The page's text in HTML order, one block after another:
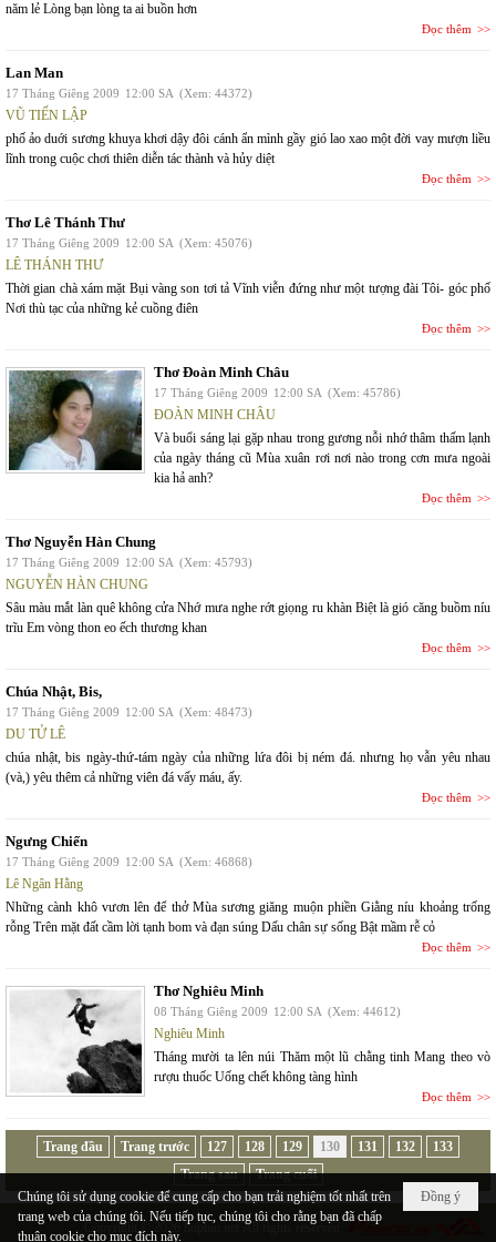
năm lẻ Lòng bạn lòng ta ai buồn hơn
Đọc thêm
Lan Man
17 Tháng Giêng 2009 12:00 SA (Xem: 44372)
VŨ TIẾN LẬP
phố ảo duới sương khuya khơi dậy đôi cánh ẩn mình gầy gió lao xao một đời vay mượn liều
lĩnh trong cuộc chơi thiên diễn tác thành và hủy diệt
Đọc thêm
Thơ Lê Thánh Thư
17 Tháng Giêng 2009 12:00 SA (Xem: 45076)
LÊ THÁNH THƯ
Thời gian chà xám mặt Bụi vàng son tơi tả Vĩnh viễn đứng như một tượng đài Tôi- góc phố
Nơi thù tạc của những kẻ cuồng điên
Đọc thêm
Thơ Đoàn Minh Châu
17 Tháng Giêng 2009 12:00 SA (Xem: 45786)
ĐOÀN MINH CHÂU
Và buổi sáng lại gặp nhau trong gương nỗi nhớ thâm thấm lạnh
của ngày tháng cũ Mùa xuân rơi nơi nào trong cơn mưa ngoài
kia hả anh?
Đọc thêm
Thơ Nguyễn Hàn Chung
17 Tháng Giêng 2009 12:00 SA (Xem: 45793)
NGUYỄN HÀN CHUNG
Sâu màu mắt làn quê không cửa Nhớ mưa nghe rớt giọng ru khàn Biệt là gió căng buồm níu
trĩu Em vòng thon eo ếch thương khan
Đọc thêm
Chúa Nhật, Bis,
17 Tháng Giêng 2009 12:00 SA (Xem: 48473)
DU TỬ LÊ
chúa nhật, bis ngày-thứ-tám ngày của những lứa đôi bị ném đá. nhưng họ vẫn yêu nhau
(và,) yêu thêm cả những viên đá vấy máu, ấy.
Đọc thêm
Ngưng Chiến
17 Tháng Giêng 2009 12:00 SA (Xem: 46868)
Lê Ngân Hằng
Những cành khô vươn lên để thở Mùa sương giăng muộn phiền Giằng níu khoảng trống
rỗng Trên mặt đất cầm lời tạnh bom và đạn súng Dấu chân sự sống Bật mầm rễ cỏ
Đọc thêm
Thơ Nghiêu Minh
08 Tháng Giêng 2009 12:00 SA (Xem: 44612)
Nghiêu Minh
Tháng mười ta lên núi Thăm một lũ chằng tinh Mang theo vò
rượu thuốc Uống chết không tàng hình
Đọc thêm
Trang đầu Trang trước 127 128 129 130 131 132
133
Trang sau
Trang cuối
Copyright © 2026 hopluu.net All rights reserved
Đồng ý
Chúng tôi sử dụng cookie để cung cấp cho bạn trải nghiệm tốt nhất trên
trang web của chúng tôi. Nếu tiếp tục, chúng tôi cho rằng bạn đã chấp
thuận cookie cho mục đích này.